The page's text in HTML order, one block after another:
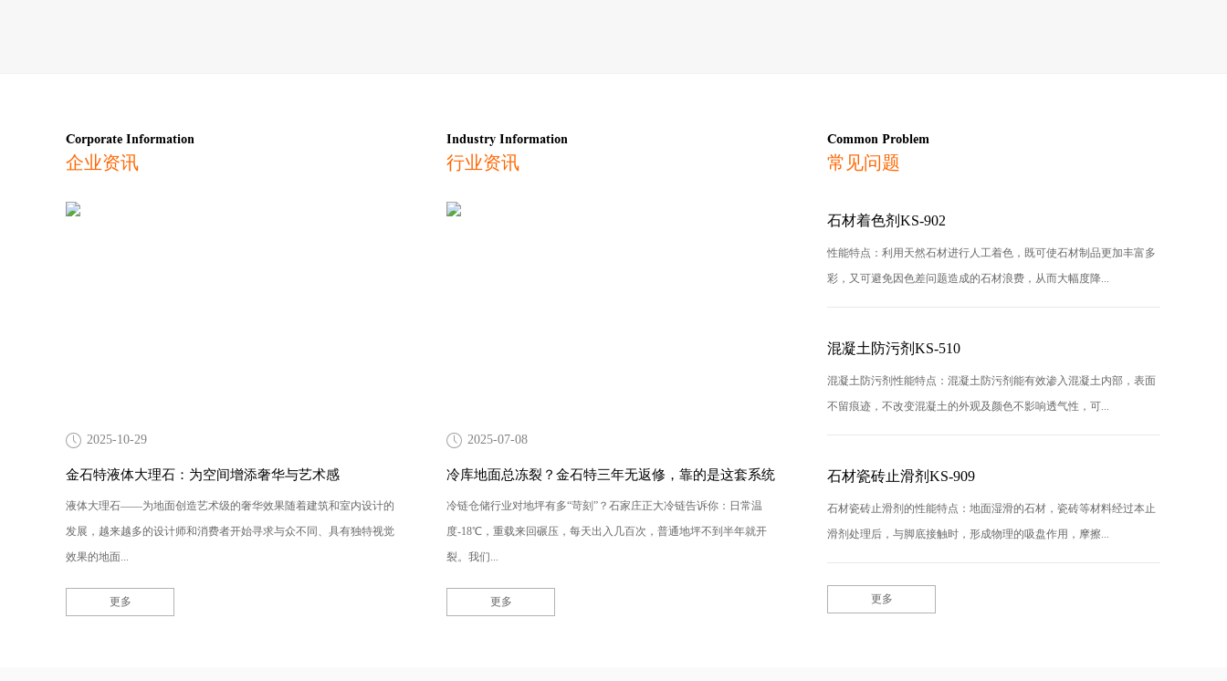
Corporate Information
企业资讯
2025-10-29
金石特液体大理石：为空间增添奢华与艺术感
液体大理石——为地面创造艺术级的奢华效果随着建筑和室内设计的
发展，越来越多的设计师和消费者开始寻求与众不同、具有独特视觉
效果的地面...
更多
Industry Information
行业资讯
2025-07-08
冷库地面总冻裂？金石特三年无返修，靠的是这套系统
冷链仓储行业对地坪有多“苛刻”？石家庄正大冷链告诉你：日常温
度-18℃，重载来回碾压，每天出入几百次，普通地坪不到半年就开
裂。我们...
更多
Common Problem
常见问题
石材着色剂KS-902
性能特点：利用天然石材进行人工着色，既可使石材制品更加丰富多
彩，又可避免因色差问题造成的石材浪费，从而大幅度降...
混凝土防污剂KS-510
混凝土防污剂性能特点：混凝土防污剂能有效渗入混凝土内部，表面
不留痕迹，不改变混凝土的外观及颜色不影响透气性，可...
石材瓷砖止滑剂KS-909
石材瓷砖止滑剂的性能特点：地面湿滑的石材，瓷砖等材料经过本止
滑剂处理后，与脚底接触时，形成物理的吸盘作用，摩擦...
更多